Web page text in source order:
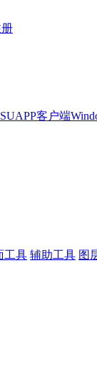
客户端
工具 辅助工具 图